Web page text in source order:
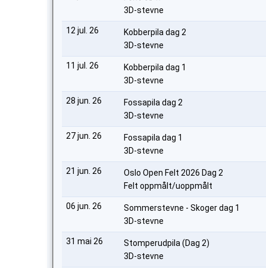
3D-stevne
12 jul. 26
Kobberpila dag 2
3D-stevne
11 jul. 26
Kobberpila dag 1
3D-stevne
28 jun. 26
Fossapila dag 2
3D-stevne
27 jun. 26
Fossapila dag 1
3D-stevne
21 jun. 26
Oslo Open Felt 2026 Dag 2
Felt oppmålt/uoppmålt
06 jun. 26
Sommerstevne - Skoger dag 1
3D-stevne
31 mai 26
Stomperudpila (Dag 2)
3D-stevne